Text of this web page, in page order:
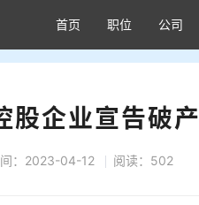
首页 职位 公司
股企业宣告破产
：2023-04-12 阅读：502